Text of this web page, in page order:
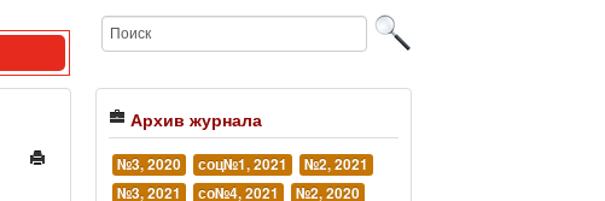
Архив журнала
№3, 2020 соц№1, 2021
№2, 2021
№3, 2021
со№4, 2021
№2, 2020